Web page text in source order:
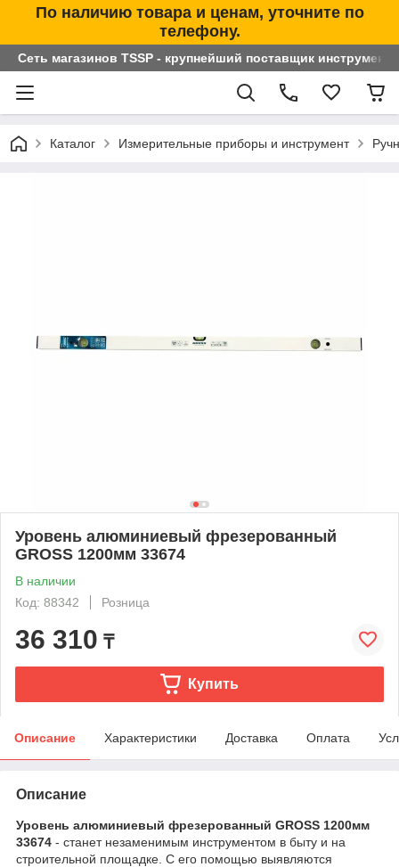
По наличию товара и ценам, уточните по
телефону.
Сеть магазинов TSSP - крупнейший поставщик
Каталог Измерительные приборы и инструмент
Уровень алюминиевый фрезерованный
GROSS 1200мм 33674
В наличии
Код: 88342
Розница
36 310 ₸
Купить
Описание Характеристики Доставка Оплата
Описание
Уровень алюминиевый фрезерованный GROSS 1200мм
33674 - станет незаменимым инструментом в быту и на
строительной площадке. С его помощью выявляются